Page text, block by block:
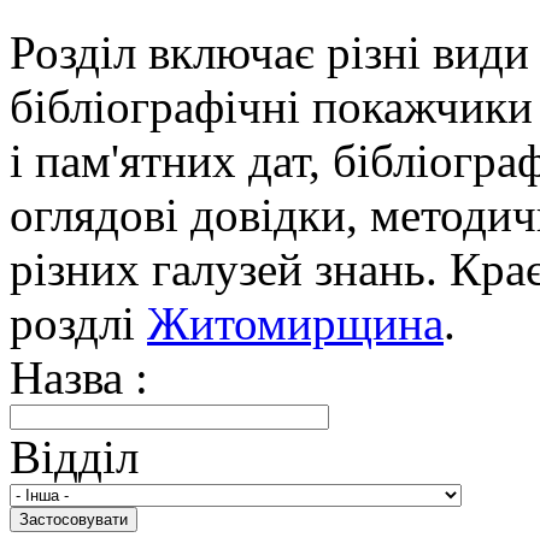
Розділ включає різні
бібліографічні
і пам'ятних дат,
оглядові довідки,
різних галузей знань.
роздлі Житомирщина.
Назва :
Відділ